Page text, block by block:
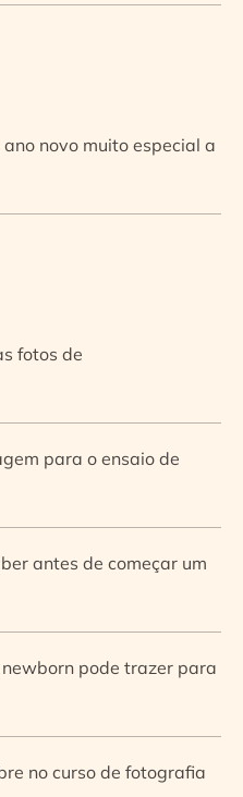
novo muito especial a
fotos de
para o ensaio de
antes de começar um
pode trazer para
no curso de fotografia